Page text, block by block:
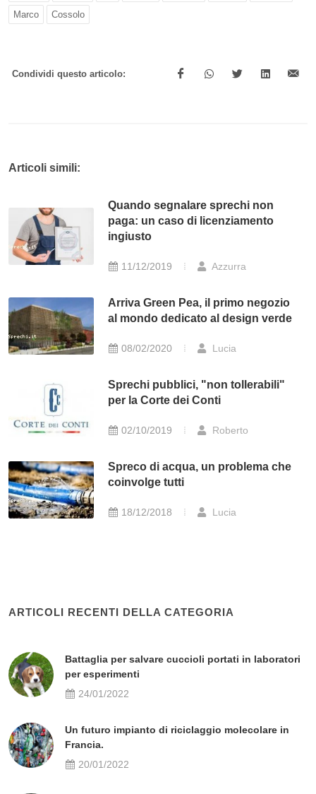
Marco Cossolo
Condividi questo articolo:
Articoli simili:
Quando segnalare sprechi non
paga: un caso di licenziamento
ingiusto
11/12/2019 Azzurra
Arriva Green Pea, il primo negozio
al mondo dedicato al design verde
08/02/2020 Lucia
Sprechi pubblici, "non tollerabili"
per la Corte dei Conti
02/10/2019 Roberto
Spreco di acqua, un problema che
coinvolge tutti
18/12/2018 Lucia
ARTICOLI RECENTI DELLA CATEGORIA
Battaglia per salvare cuccioli portati in laboratori
per esperimenti
24/01/2022
Un futuro impianto di riciclaggio molecolare in
Francia.
20/01/2022